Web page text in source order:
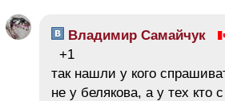
Владимир Самайчук
+1
так нашли у кого
не у белякова, а у тех кто